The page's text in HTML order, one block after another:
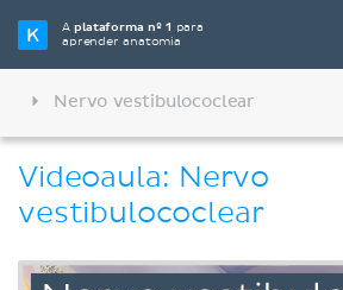
Aplataforma nº 1 para
aprender anatomia
Nervo vestibulococlear
Videoaula: Nervo
vestibulococlear